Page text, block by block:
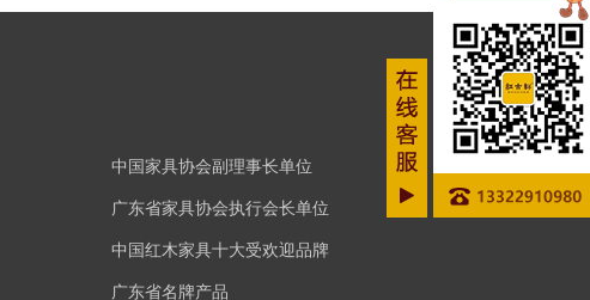
中国家具协会副理事长单位
广东省家具协会执行会长单位
中国红木家具十大受欢迎品牌
广东省名牌产品